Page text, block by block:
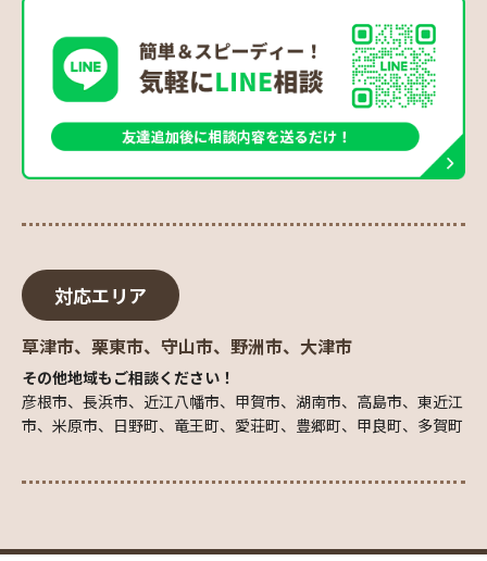
対応エリア
草津市、栗東市、守山市、野洲市、大津市
その他地域もご相談ください！
彦根市、長浜市、近江八幡市、甲賀市、湖南市、高島市、東近江
市、米原市、日野町、竜王町、愛荘町、豊郷町、甲良町、多賀町